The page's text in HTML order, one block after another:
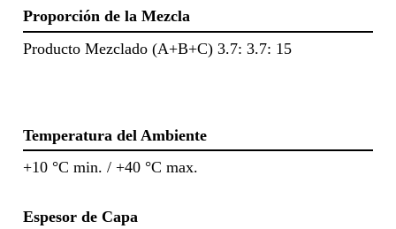
Proporción de la Mezcla
Producto Mezclado (A+B+C) 3.7: 3.7: 15
Temperatura del Ambiente
+10 °C min. / +40 °C max.
Espesor de Capa